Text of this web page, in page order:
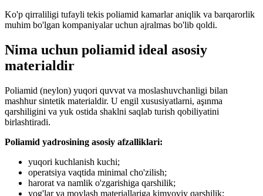
Ko'p qirraliligi tufayli tekis poliamid kamarlar aniqlik va barqarorlik
muhim bo'lgan kompaniyalar uchun ajralmas bo'lib qoldi.
Nima uchun poliamid ideal asosiy
materialdir
Poliamid (neylon) yuqori quvvat va moslashuvchanligi bilan
mashhur sintetik materialdir. U engil xususiyatlarni, aşınma
qarshiligini va yuk ostida shaklni saqlab turish qobiliyatini
birlashtiradi.
Poliamid yadrosining asosiy afzalliklari:
yuqori kuchlanish kuchi;
operatsiya vaqtida minimal cho'zilish;
harorat va namlik o'zgarishiga qarshilik;
yog'lar va moylash materiallariga kimyoviy qarshilik;